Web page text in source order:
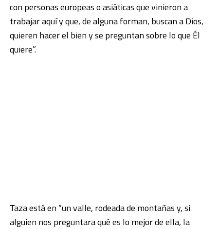
con personas europeas o asiáticas que vinieron a
trabajar aquí y que, de alguna forman, buscan a Dios,
quieren hacer el bien y se preguntan sobre lo que Él
quiere”.
Taza está en “un valle, rodeada de montañas y, si
alguien nos preguntara qué es lo mejor de ella, la